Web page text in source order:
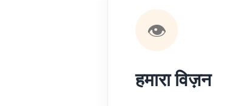
👁️
हमारा विज़न